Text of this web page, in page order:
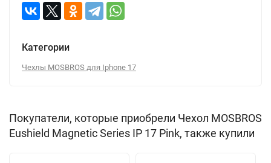
Категории
Чехлы MOSBROS для Iphone 17
Покупатели, которые приобрели Чехол MOSBROS
Eushield Magnetic Series IP 17 Pink, также купили